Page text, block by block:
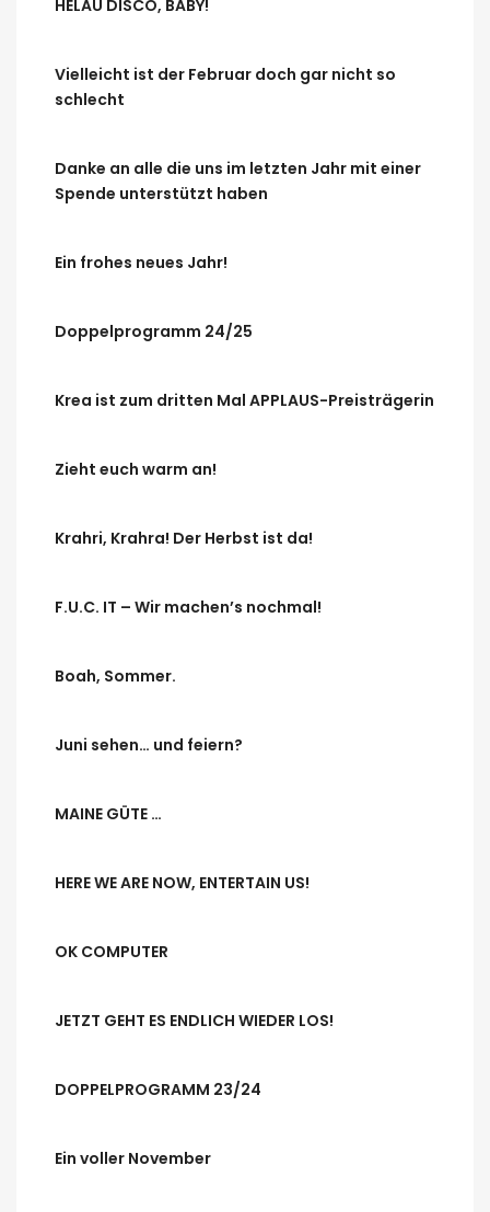
HELAU DISCO, BABY!
Vielleicht ist der Februar doch gar nicht so
schlecht
Danke an alle die uns im letzten Jahr mit einer
Spende unterstützt haben
Ein frohes neues Jahr!
Doppelprogramm 24/25
Krea ist zum dritten Mal APPLAUS-Preisträgerin
Zieht euch warm an!
Krahri, Krahra! Der Herbst ist da!
F.U.C. IT – Wir machen’s nochmal!
Boah, Sommer.
Juni sehen… und feiern?
MAINE GÜTE …
HERE WE ARE NOW, ENTERTAIN US!
OK COMPUTER
JETZT GEHT ES ENDLICH WIEDER LOS!
DOPPELPROGRAMM 23/24
Ein voller November